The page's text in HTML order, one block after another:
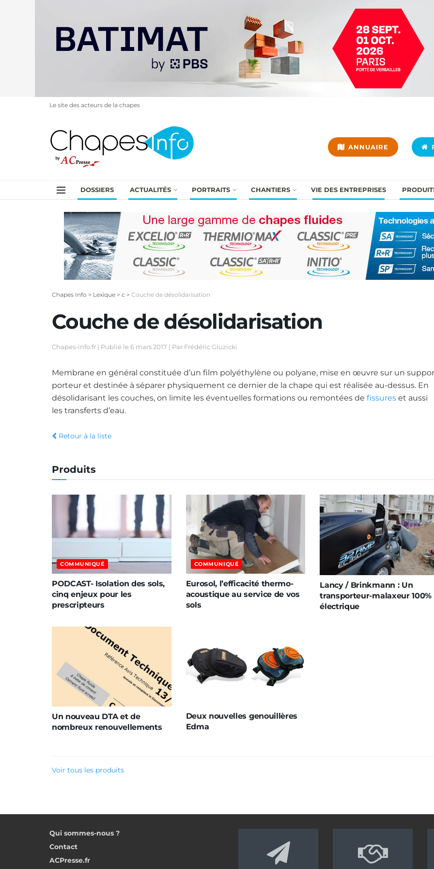
Le site des acteurs de la chapes
ANNUAIRE
DOSSIERS ACTUALITÉS PORTRAITS CHANTIERS VIE DES ENTREPRISES
Chapes Info > Lexique > c > Couche de désolidarisation
Couche de désolidarisation
Chapes-info.fr | Publié le 6 mars 2017 | Par Frédéric Gluzicki
Membrane en général constituée d’un film polyéthylène ou polyane, mise en œuvre sur un
porteur et destinée à séparer physiquement ce dernier de la chape qui est réalisée au-dessus. En
désolidarisant les couches, on limite les éventuelles formations ou remontées de fissures et aussi
les transferts d’eau.
Retour à la liste
Produits
COMMUNIQUÉ
PODCAST- Isolation des sols,
cinq enjeux pour les
prescripteurs
COMMUNIQUÉ
Eurosol, l’efficacité thermo-
acoustique au service de vos
sols
Lancy / Brinkmann : Un
transporteur-malaxeur 100%
électrique
Un nouveau DTA et de
nombreux renouvellements
Deux nouvelles genouillères
Edma
Voir tous les produits
Qui sommes-nous ?
Contact
ACPresse.fr